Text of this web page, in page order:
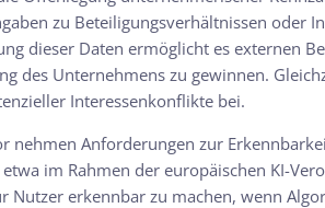
zu Beteiligungsverhältnissen oder
dieser Daten ermöglicht es externen
des Unternehmens zu gewinnen.
Interessenkonflikte bei.
nehmen Anforderungen zur
im Rahmen der europäischen KI-
Nutzer erkennbar zu machen, wenn